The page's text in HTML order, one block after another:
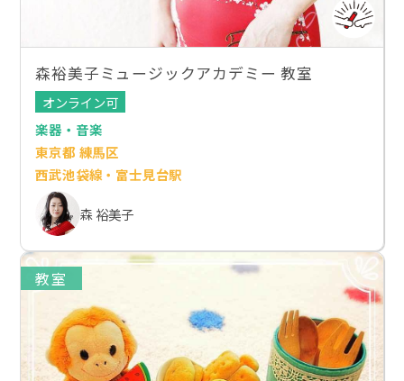
森裕美子ミュージックアカデミー 教室
オンライン可
楽器・音楽
東京都 練馬区
西武池袋線・富士見台駅
森 裕美子
教室